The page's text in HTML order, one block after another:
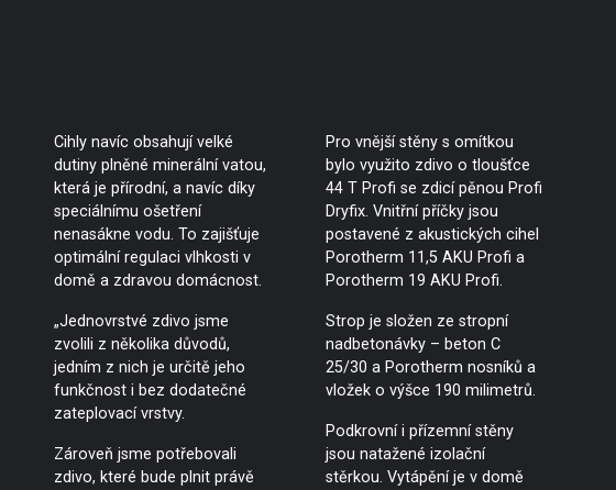
Cihly navíc obsahují velké
dutiny plněné minerální vatou,
která je přírodní, a navíc díky
speciálnímu ošetření
nenasákne vodu. To zajišťuje
optimální regulaci vlhkosti v
domě a zdravou domácnost.
„Jednovrstvé zdivo jsme
zvolili z několika důvodů,
jedním z nich je určitě jeho
funkčnost i bez dodatečné
zateplovací vrstvy.
Zároveň jsme potřebovali
zdivo, které bude plnit právě
Pro vnější stěny s omítkou
bylo využito zdivo o tloušťce
44 T Profi se zdicí pěnou Profi
Dryfix. Vnitřní příčky jsou
postavené z akustických cihel
Porotherm 11,5 AKU Profi a
Porotherm 19 AKU Profi.
Strop je složen ze stropní
nadbetonávky – beton C
25/30 a Porotherm nosníků a
vložek o výšce 190 milimetrů.
Podkrovní i přízemní stěny
jsou natažené izolační
stěrkou. Vytápění je v domě